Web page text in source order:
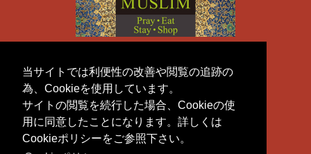
当サイトでは利便性の改善や閲覧の追跡の
為、Cookieを使用しています。
サイトの閲覧を続行した場合、Cookieの使
用に同意したことになります。詳しくは
Cookieポリシーをご参照下さい。